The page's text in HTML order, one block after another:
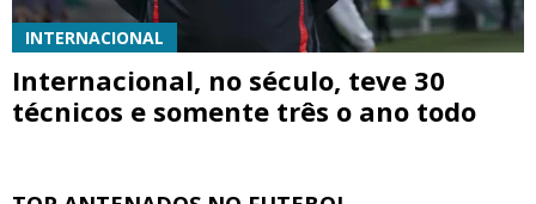
INTERNACIONAL
Internacional, no século, teve 30
técnicos e somente três o ano todo